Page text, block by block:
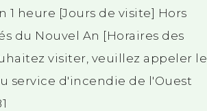
1 heure [Jours de visite] Hors
du Nouvel An [Horaires des
visiter, veuillez appeler le
service d'incendie de l'Ouest